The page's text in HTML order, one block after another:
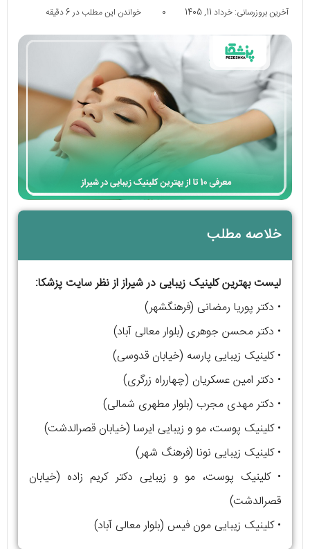
آخرین بروزرسانی: خرداد 11, 1405
0 خواندن این مطلب در 6 دقیقه
خلاصه مطلب
لیست بهترین کلینیک زیبایی در شیراز از نظر سایت پزشکا:
• دکتر پوریا رمضانی (فرهنگشهر)
• دکتر محسن جوهری (بلوار معالی آباد)
• کلینیک زیبایی پارسه (خیابان قدوسی)
• دکتر امین عسکریان (چهارراه زرگری)
• دکتر مهدی مجرب (بلوار مطهری شمالی)
• کلینیک پوست، مو و زیبایی ایرسا (خیابان قصرالدشت)
• کلینیک زیبایی نونا (فرهنگ شهر)
• کلینیک پوست، مو و زیبایی دکتر کریم زاده (خیابان
قصرالدشت)
• کلینیک زیبایی مون فیس (بلوار معالی آباد)